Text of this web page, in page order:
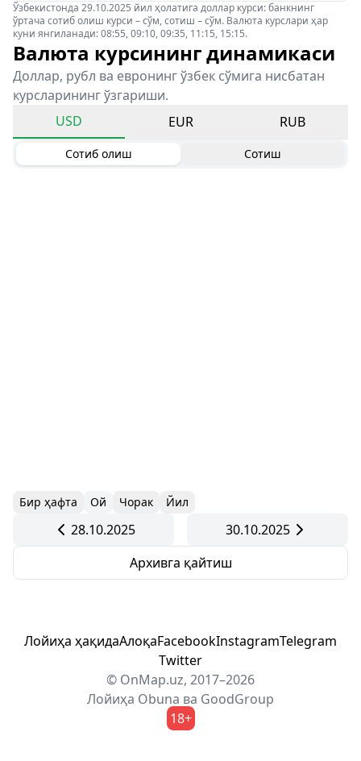
Ўзбекистонда 29.10.2025 йил ҳолатига доллар курси: банкнинг
ўртача сотиб олиш курси – сўм, сотиш – сўм. Валюта курслари ҳар
куни янгиланади: 08:55, 09:10, 09:35, 11:15, 15:15.
Валюта курсининг динамикаси
Доллар, рубл ва евронинг ўзбек сўмига нисбатан
курсларининг ўзгариши.
USD
EUR RUB
Сотиб олиш Сотиш
Бир ҳафта Ой Чорак Йил
28.10.2025
30.10.2025
Архивга қайтиш
Лойиҳа ҳақидаАлоқаFacebookInstagramTelegram
Twitter
© OnMap.uz, 2017–2026
Лойиҳа Obuna ва GoodGroup
18+